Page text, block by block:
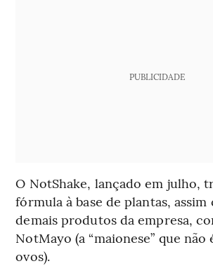
PUBLICIDADE
O NotShake, lançado em julho,
fórmula à base de plantas, assim
demais produtos da empresa,
NotMayo (a “maionese” que
ovos).